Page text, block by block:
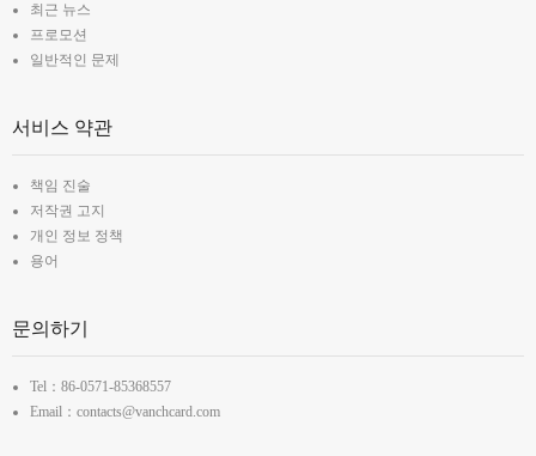
최근 뉴스
프로모션
일반적인 문제
서비스 약관
책임 진술
저작권 고지
개인 정보 정책
용어
문의하기
Tel：86-0571-85368557
Email：contacts@vanchcard.com